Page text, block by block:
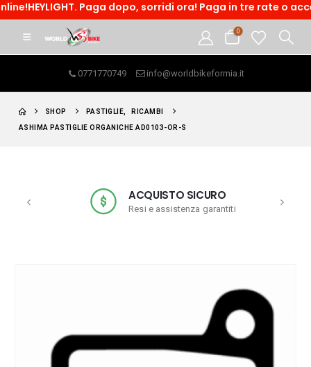
Paga dopo, sorridi ora! Paga in tre rate o accedi ad un
0
0771770749 info@worldbikeformia.it
SHOP PASTIGLIE RICAMBI
ASHIMA PASTIGLIE ORGANICHE AD0103-OR-S
ACQUISTO SICURO
Resi e assistenza garantiti